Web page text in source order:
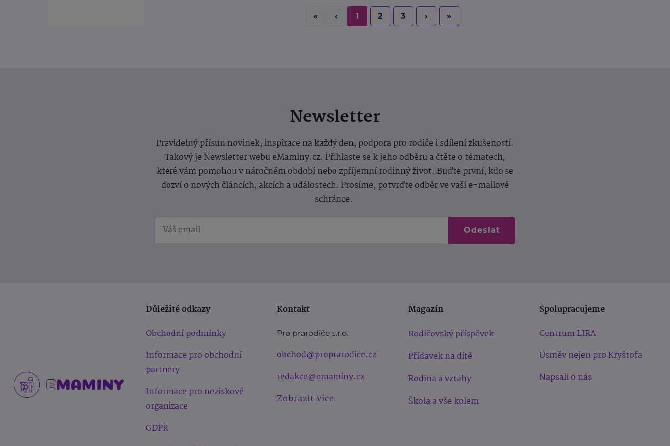
« ‹ 1 2 3 › »
Newsletter
Pravidelný přísun novinek, inspirace na každý den, podpora pro rodiče i sdílení zkušeností.
Takový je Newsletter webu eMaminy.cz. Přihlaste se k jeho odběru a čtěte o tématech,
které vám pomohou v náročném období nebo zpříjemní rodinný život. Buďte první, kdo se
dozví o nových článcích, akcích a událostech. Prosíme, potvrďte odběr ve vaší e-mailové
schránce.
Odeslat
Důležité odkazy
Obchodní podmínky
Informace pro obchodní
partnery
Informace pro neziskové
organizace
GDPR
Kontakt
Pro prarodiče s.r.o.
obchod@proprarodice.cz
redakce@emaminy.cz
Zobrazit více
Magazín
Rodičovský příspěvek
Přídavek na dítě
Rodina a vztahy
Škola a vše kolem
Spolupracujeme
Centrum LIRA
Úsměv nejen pro Kryštofa
Napsali o nás